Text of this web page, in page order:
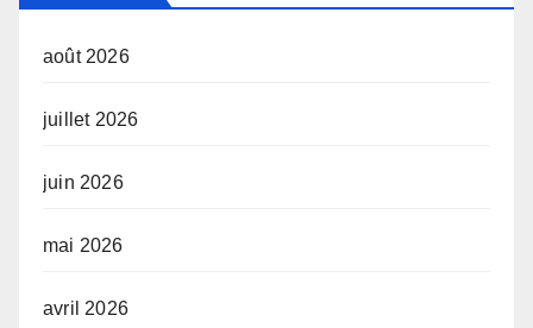
août 2026
juillet 2026
juin 2026
mai 2026
avril 2026